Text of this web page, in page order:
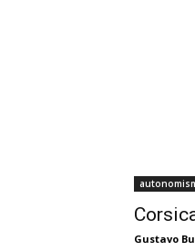
Gustavo